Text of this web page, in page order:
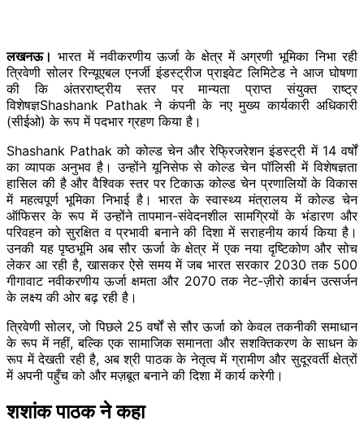
लखनऊ। भारत में नवीकरणीय ऊर्जा के क्षेत्र में अग्रणी भूमिका निभा रही
त्रिवेणी सोलर रिन्यूएबल एनर्जी इंडस्ट्रीज प्राइवेट लिमिटेड ने आज घोषणा
की कि अंतरराष्ट्रीय स्तर पर मान्यता प्राप्त संयुक्त राष्ट्र
विशेषज्ञShashank Pathak ने कंपनी के नए मुख्य कार्यकारी अधिकारी
(सीईओ) के रूप में पदभार ग्रहण किया है।
Shashank Pathak को कोल्ड चेन और रेफ्रिजरेशन इंडस्ट्री में 14 वर्षों
का व्यापक अनुभव है। उन्होंने यूनिसेफ से कोल्ड चेन पॉलिसी में विशेषज्ञता
हासिल की है और वैश्विक स्तर पर टिकाऊ कोल्ड चेन प्रणालियों के विकास
में महत्वपूर्ण भूमिका निभाई है। भारत के स्वास्थ्य मंत्रालय में कोल्ड चेन
ऑफिसर के रूप में उन्होंने तापमान-संवेदनशील सामग्रियों के भंडारण और
परिवहन को सुरक्षित व प्रभावी बनाने की दिशा में सराहनीय कार्य किया है।
उनकी यह पृष्ठभूमि अब सौर ऊर्जा के क्षेत्र में एक नया दृष्टिकोण और सोच
लेकर आ रही है, खासकर ऐसे समय में जब भारत सरकार 2030 तक 500
गीगावाट नवीकरणीय ऊर्जा क्षमता और 2070 तक नेट-ज़ीरो कार्बन उत्सर्जन
के लक्ष्य की ओर बढ़ रही है।
त्रिवेणी सोलर, जो पिछले 25 वर्षों से सौर ऊर्जा को केवल तकनीकी समाधान
के रूप में नहीं, बल्कि एक सामाजिक समानता और सशक्तिकरण के साधन के
रूप में देखती रही है, अब श्री पाठक के नेतृत्व में ग्रामीण और सुदूरवर्ती क्षेत्रों
में अपनी पहुँच को और मज़बूत बनाने की दिशा में कार्य करेगी।
शशांक पाठक ने कहा